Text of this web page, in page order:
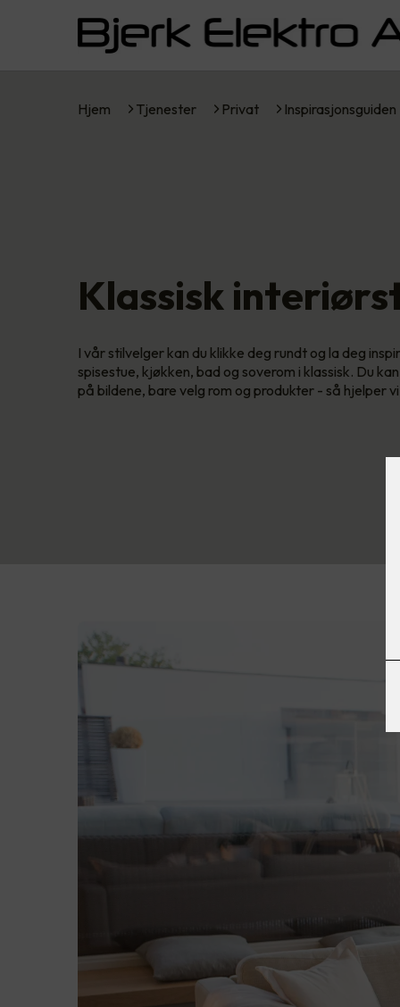
Hjem Tjenester Privat Inspirasjonsguiden
Klassisk
I vår stilvelger kan du klikke deg rundt og la deg
spisestue, kjøkken, bad og soverom i klassisk. Du
på bildene, bare velg rom og produkter - så hjelper